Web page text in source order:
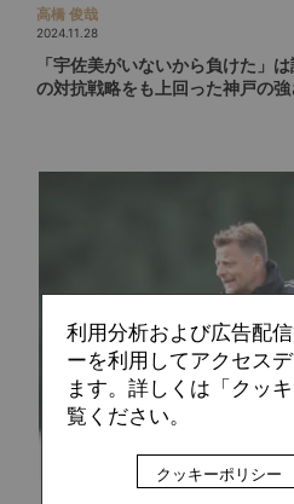
高橋 俊哉
2024.11.28
「宇佐美がいないから負けた」
の対抗戦略をも上回った神戸の
利用分析および広告配
ーを利用してアクセス
ます。詳しくは「クッ
覧ください。
クッキーポリシー